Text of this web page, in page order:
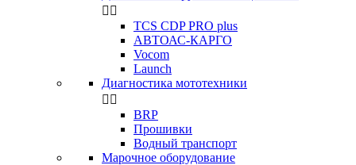
 
TCS CDP PRO plus
АВТОАС-КАРГО
Vocom
Launch
Диагностика мототехники
 
BRP
Прошивки
Водный транспорт
Марочное оборудование